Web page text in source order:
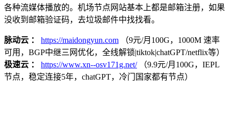
各种流媒体播放的。机场节点网站基本上都是邮箱注册，如果
没收到邮箱验证码，去垃圾邮件中找找看。
脉动云 ： https://maidongyun.com （9元/月100G，1000M 速率
可用，BGP中继三网优化，全线解锁|tiktok|chatGPT/netflix等）
极速云 ：
https://www.xn--osv171g.net/（9.9元/月100G，IEPL
节点，稳定连接5年，chatGPT，冷门国家都有节点）